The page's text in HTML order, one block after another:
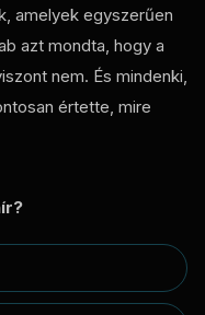
amelyek egyszerűen
azt mondta, hogy a
nem. És mindenki,
értette, mire